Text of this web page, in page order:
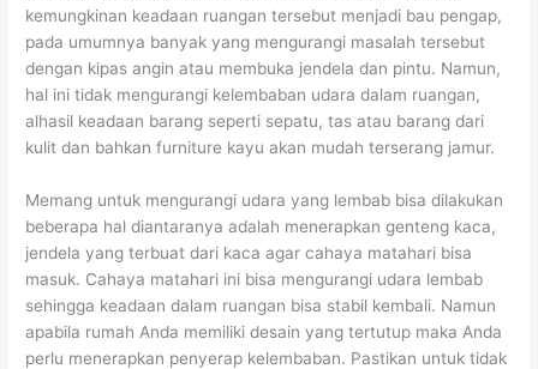
kemungkinan keadaan ruangan tersebut menjadi bau pengap,
pada umumnya banyak yang mengurangi masalah tersebut
dengan kipas angin atau membuka jendela dan pintu. Namun,
hal ini tidak mengurangi kelembaban udara dalam ruangan,
alhasil keadaan barang seperti sepatu, tas atau barang dari
kulit dan bahkan furniture kayu akan mudah terserang jamur.
Memang untuk mengurangi udara yang lembab bisa dilakukan
beberapa hal diantaranya adalah menerapkan genteng kaca,
jendela yang terbuat dari kaca agar cahaya matahari bisa
masuk. Cahaya matahari ini bisa mengurangi udara lembab
sehingga keadaan dalam ruangan bisa stabil kembali. Namun
apabila rumah Anda memiliki desain yang tertutup maka Anda
perlu menerapkan penyerap kelembaban. Pastikan untuk tidak